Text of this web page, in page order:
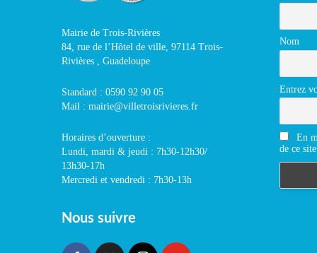
Mairie de Trois-Rivières
84, rue de l’Hôtel de ville, 97114 Trois-
Rivières , Guadeloupe
Standard : 0590 92 90 05
Mail : mairie@villetroisrivieres.fr
Horaires d’ouverture :
Lundi, mardi & jeudi : 7h30-12h30/
13h30-17h
Mercredi et vendredi : 7h30-13h
Nous suivre
Nom
Entrez
En
de ce site